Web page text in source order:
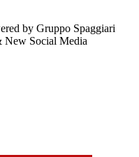
by Gruppo Spaggiari
New Social Media